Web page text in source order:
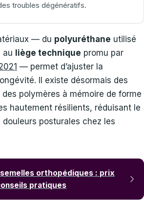
troubles dégénératifs.
— du polyuréthane utilisé
au liège technique promu par
— permet d’ajuster la
Il existe désormais des
polymères à mémoire de forme
hautement résilients, réduisant le
posturales chez les
orthopédiques : prix
pratiques